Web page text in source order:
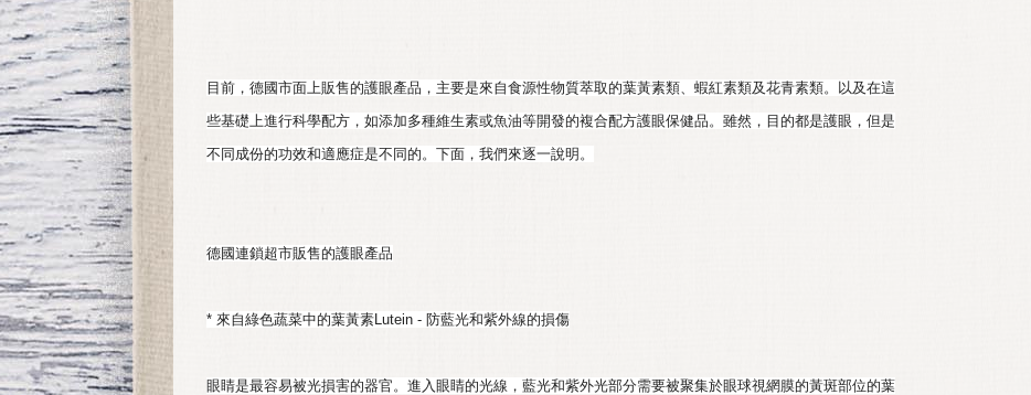
目前，德國市面上販售的護眼產品，主要是來自食源性物質萃取的葉黃素類、蝦紅素類及花青素類。以及在這
些基礎上進行科學配方，如添加多種維生素或魚油等開發的複合配方護眼保健品。雖然，目的都是護眼，但是
不同成份的功效和適應症是不同的。下面，我們來逐一說明。
德國連鎖超市販售的護眼產品
* 來自綠色蔬菜中的葉黃素Lutein - 防藍光和紫外線的損傷
眼睛是最容易被光損害的器官。進入眼睛的光線，藍光和紫外光部分需要被聚集於眼球視網膜的黃斑部位的葉